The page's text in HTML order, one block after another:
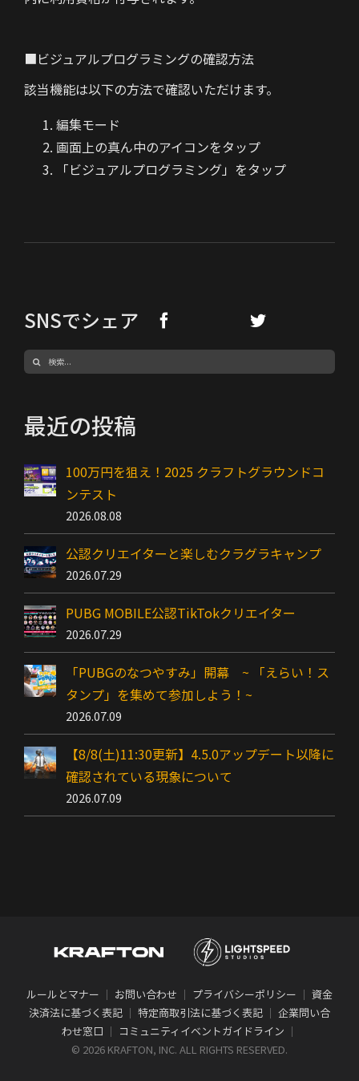
■ビジュアルプログラミングの確認方法
該当機能は以下の方法で確認いただけます。
編集モード
画面上の真ん中のアイコンをタップ
「ビジュアルプログラミング」をタップ
SNSでシェア
検
最近の投稿
100万円を狙え！2025 クラフトグラウンドコ
ンテスト
2026.08.08
公認クリエイターと楽しむクラグラキャンプ
2026.07.29
PUBG MOBILE公認TikTokクリエイター
2026.07.29
「PUBGのなつやすみ」開幕 ~ 「えらい！ス
タンプ」を集めて参加しよう！~
2026.07.09
【8/8(土)11:30更新】4.5.0アップデート以降に
確認されている現象について
2026.07.09
ルールとマナー ｜ お問い合わせ ｜ プライバシーポリシー ｜ 資金
決済法に基づく表記 ｜ 特定商取引法に基づく表記 ｜ 企業問い合
わせ窓口 ｜ コミュニティイベントガイドライン ｜
© 2026 KRAFTON, INC. ALL RIGHTS RESERVED.